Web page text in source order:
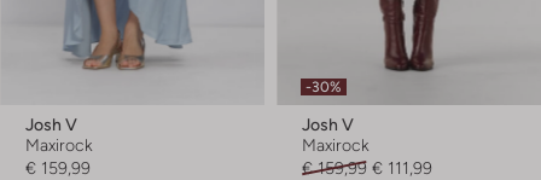
Josh V
Maxirock
€ 159,99
-30%
Josh V
Maxirock
€ 159,99 € 111,99